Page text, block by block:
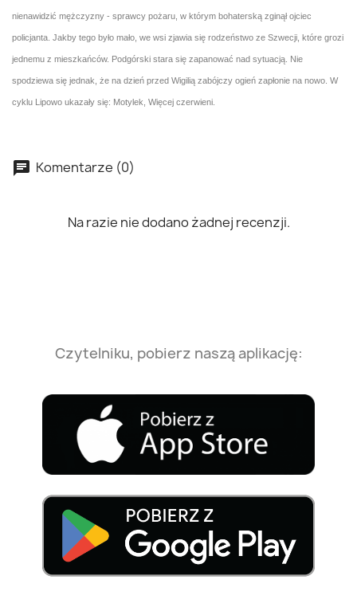
nienawidzić mężczyzny - sprawcy pożaru, w którym bohaterską zginął ojciec
policjanta. Jakby tego było mało, we wsi zjawia się rodzeństwo ze Szwecji, które grozi
jednemu z mieszkańców. Podgórski stara się zapanować nad sytuacją. Nie
spodziewa się jednak, że na dzień przed Wigilią zabójczy ogień zapłonie na nowo. W
cyklu Lipowo ukazały się: Motylek, Więcej czerwieni.
Komentarze (0)
Na razie nie dodano żadnej recenzji.
Czytelniku, pobierz naszą aplikację: